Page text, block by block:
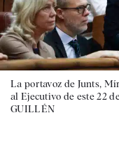
La portavoz de Junts,
al Ejecutivo de este 22
GUILLÉN